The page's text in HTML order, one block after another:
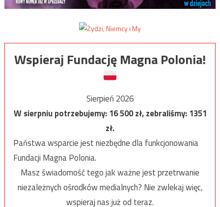
Wspieraj Fundację Magna Polonia!
Sierpień 2026
W sierpniu potrzebujemy:16 500zł, zebraliśmy:1351
zł.
Państwa wsparcie jest niezbędne dla funkcjonowania
Fundacji Magna Polonia.
Masz świadomość tego jak ważne jest przetrwanie
niezależnych ośrodków medialnych? Nie zwlekaj więc,
wspieraj nas już od teraz.